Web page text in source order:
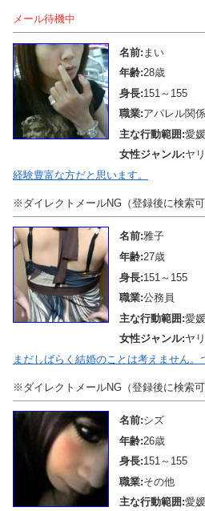
メール待機中
名前: まい
年齢:28歳
身長:151～155
職業:アパレル関係
主な行動範囲:愛
女性ジャンル:ヤ
経験豊富な方だと思います。
※ダイレクトメールNG（登録後に検索可
名前:雅子
年齢:27歳
身長:151～155
職業:公務員
主な行動範囲:愛
女性ジャンル:ヤ
まだしばらく結婚のことは考えません
※ダイレクトメールNG（登録後に検索可
名前:シズ
年齢:26歳
身長:151～155
職業:その他
主な行動範囲:愛